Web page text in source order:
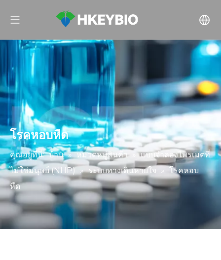
โรคหอบหืด
คุณอยู่ที่นี่: บ้าน » หมวดหมู่สินค้า
แบบจำลองไพรเมตที่
ไม่ใช่มนุษย์ (NHP) » ระบบทางเดินหายใจ »
โรคหอบ
หืด